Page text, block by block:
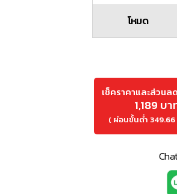
โหมด
เช็คราคาและส่วนล
1,189 บา
( ผ่อนขั้นต่ำ 349.66